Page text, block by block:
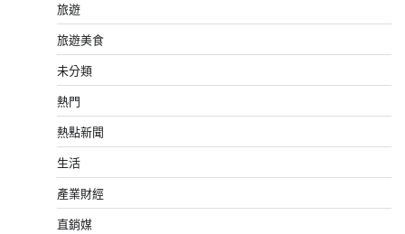
旅遊
旅遊美食
未分類
熱門
熱點新聞
生活
產業財經
直銷媒